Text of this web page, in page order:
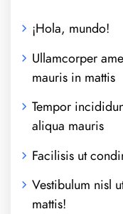
¡Hola, mundo!
Ullamcorper
mauris in mattis
Tempor
aliqua mauris
Facilisis ut
Vestibulum nisl
mattis!